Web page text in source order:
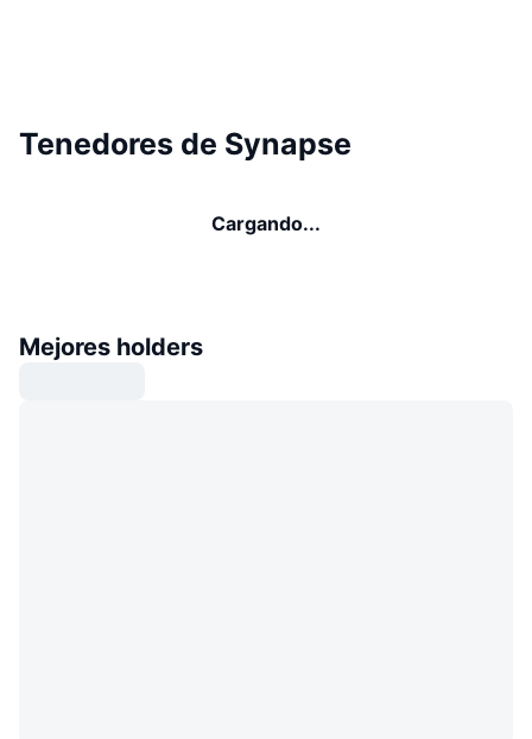
Tenedores de Synapse
Cargando...
Mejores holders